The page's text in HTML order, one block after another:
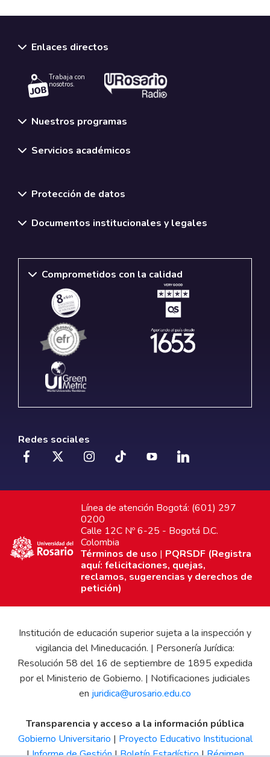
Enlaces directos
Trabaja con
nosotros.
Nuestros programas
Servicios académicos
Protección de datos
Documentos institucionales y legales
Comprometidos con la calidad
Redes sociales
Línea de atención Bogotá: (601) 297
0200
Calle 12C Nº 6-25 - Bogotá D.C.
Colombia
Términos de uso | PQRSDF (Registra
aquí: felicitaciones, quejas,
reclamos, sugerencias y derechos de
petición)
Institución de educación superior sujeta a la inspección y
vigilancia del Mineducación. | Personería Jurídica:
Resolución 58 del 16 de septiembre de 1895 expedida
por el Ministerio de Gobierno. | Notificaciones judiciales
en juridica@urosario.edu.co
Transparencia y acceso a la información pública
Gobierno Universitario | Proyecto Educativo Institucional
|Informe de Gestión|Boletín Estadístico|Régimen